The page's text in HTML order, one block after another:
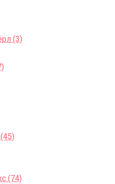
(3)
(74)